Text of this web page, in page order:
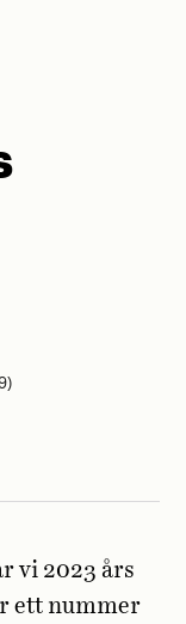
vi 2023 års
ett nummer